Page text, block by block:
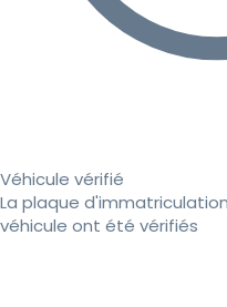
Véhicule vérifié
La plaque
véhicule ont été vérifiés